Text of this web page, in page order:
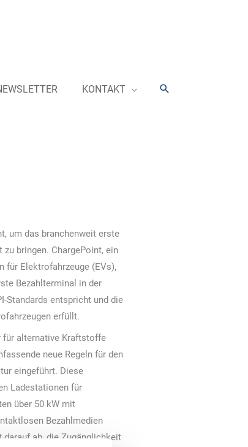
KONTAKT Suchen
um das branchenweit erste
bringen. ChargePoint, ein
für Elektrofahrzeuge (EVs),
Bezahlterminal in der
Standards entspricht und die
erfüllt.
für alternative Kraftstoffe
neue Regeln für den
eingeführt. Diese
Ladestationen für
über 50 kW mit
Bezahlmedien
ab, die Zugänglichkeit